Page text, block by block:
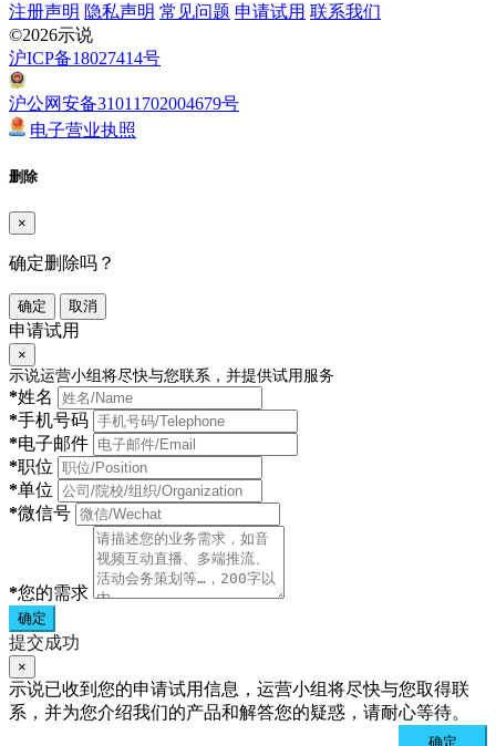
注册声明 隐私声明 常见问题 申请试用 联系我们
©2026示说
沪ICP备18027414号
沪公网安备31011702004679号
电子营业执照
删除
×
确定删除吗？
确定 取消
申请试用
×
示说运营小组将尽快与您联系，并提供试用服务
*姓名
*手机号码
*电子邮件
*职位
*单位
*微信号
*您的需求
确定
提交成功
×
示说已收到您的申请试用信息，运营小组将尽快与您取得联
系，并为您介绍我们的产品和解答您的疑惑，请耐心等待。
确定